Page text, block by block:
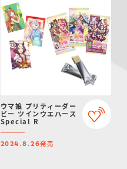
ウマ娘 プリティーダー
ビー ツインウエハース
Special R
2024.8.26発売